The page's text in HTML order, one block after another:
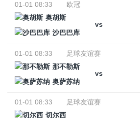
01-01 08:33
欧冠
奥胡斯
vs
沙巴巴库
01-01 08:33
足球友谊赛
那不勒斯
vs
奥萨苏纳
01-01 08:33
足球友谊赛
切尔西